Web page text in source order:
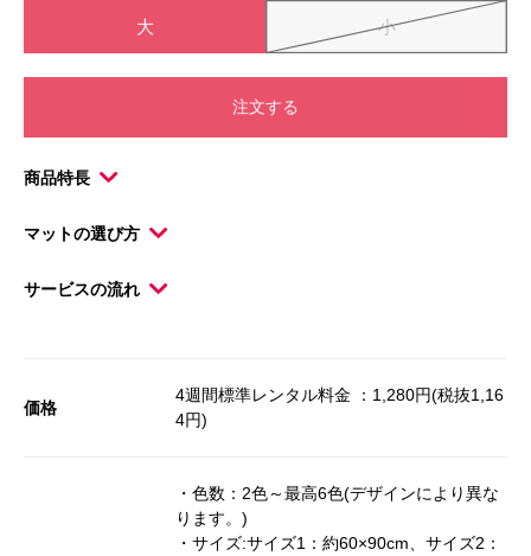
大 小
注文する
商品特長
マットの選び方
サービスの流れ
価格
4週間標準レンタル料金 ：1,280円(税抜1,16
4円)
・色数：2色～最高6色(デザインにより異な
ります。)
・サイズ:サイズ1：約60×90cm、サイズ2：